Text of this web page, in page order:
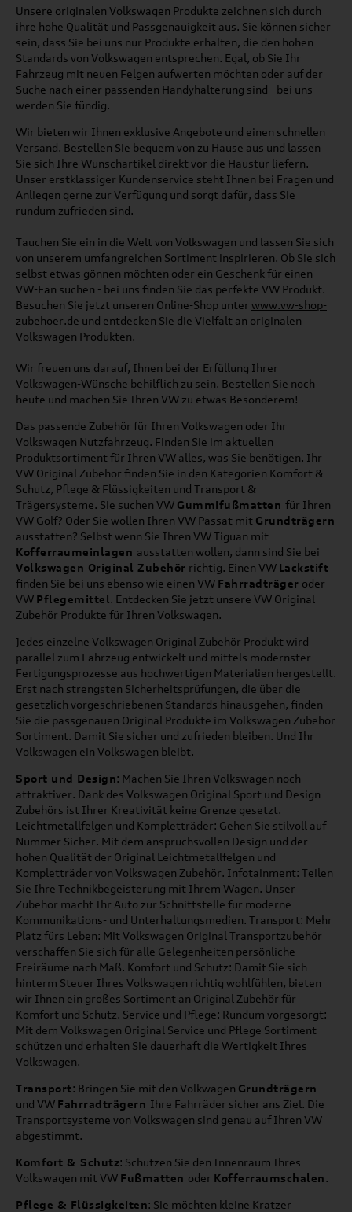
Unsere originalen Volkswagen Produkte zeichnen sich durch
ihre hohe Qualität und Passgenauigkeit aus. Sie können sicher
sein, dass Sie bei uns nur Produkte erhalten, die den hohen
Standards von Volkswagen entsprechen. Egal, ob Sie Ihr
Fahrzeug mit neuen Felgen aufwerten möchten oder auf der
Suche nach einer passenden Handyhalterung sind - bei uns
werden Sie fündig.
Wir bieten wir Ihnen exklusive Angebote und einen schnellen
Versand. Bestellen Sie bequem von zu Hause aus und lassen
Sie sich Ihre Wunschartikel direkt vor die Haustür liefern.
Unser erstklassiger Kundenservice steht Ihnen bei Fragen und
Anliegen gerne zur Verfügung und sorgt dafür, dass Sie
rundum zufrieden sind.
Tauchen Sie ein in die Welt von Volkswagen und lassen Sie sich
von unserem umfangreichen Sortiment inspirieren. Ob Sie sich
selbst etwas gönnen möchten oder ein Geschenk für einen
VW-Fan suchen - bei uns finden Sie das perfekte VW Produkt.
Besuchen Sie jetzt unseren Online-Shop unter www.vw-shop-
zubehoer.de und entdecken Sie die Vielfalt an originalen
Volkswagen Produkten.
Wir freuen uns darauf, Ihnen bei der Erfüllung Ihrer
Volkswagen-Wünsche behilflich zu sein. Bestellen Sie noch
heute und machen Sie Ihren VW zu etwas Besonderem!
Das passende Zubehör für Ihren Volkswagen oder Ihr
Volkswagen Nutzfahrzeug. Finden Sie im aktuellen
Produktsortiment für Ihren VW alles, was Sie benötigen. Ihr
VW Original Zubehör finden Sie in den Kategorien Komfort &
Schutz, Pflege & Flüssigkeiten und Transport &
Trägersysteme. Sie suchen VW Gummifußmatten für Ihren
VW Golf? Oder Sie wollen Ihren VW Passat mit Grundträgern
ausstatten? Selbst wenn Sie Ihren VW Tiguan mit
Kofferraumeinlagen ausstatten wollen, dann sind Sie bei
Volkswagen Original Zubehör richtig. Einen VW Lackstift
finden Sie bei uns ebenso wie einen VW Fahrradträger oder
VW Pflegemittel. Entdecken Sie jetzt unsere VW Original
Zubehör Produkte für Ihren Volkswagen.
Jedes einzelne Volkswagen Original Zubehör Produkt wird
parallel zum Fahrzeug entwickelt und mittels modernster
Fertigungsprozesse aus hochwertigen Materialien hergestellt.
Erst nach strengsten Sicherheitsprüfungen, die über die
gesetzlich vorgeschriebenen Standards hinausgehen, finden
Sie die passgenauen Original Produkte im Volkswagen Zubehör
Sortiment. Damit Sie sicher und zufrieden bleiben. Und Ihr
Volkswagen ein Volkswagen bleibt.
Sport und Design: Machen Sie Ihren Volkswagen noch
attraktiver. Dank des Volkswagen Original Sport und Design
Zubehörs ist Ihrer Kreativität keine Grenze gesetzt.
Leichtmetallfelgen und Kompletträder: Gehen Sie stilvoll auf
Nummer Sicher. Mit dem anspruchsvollen Design und der
hohen Qualität der Original Leichtmetallfelgen und
Kompletträder von Volkswagen Zubehör. Infotainment: Teilen
Sie Ihre Technikbegeisterung mit Ihrem Wagen. Unser
Zubehör macht Ihr Auto zur Schnittstelle für moderne
Kommunikations- und Unterhaltungsmedien. Transport: Mehr
Platz fürs Leben: Mit Volkswagen Original Transportzubehör
verschaffen Sie sich für alle Gelegenheiten persönliche
Freiräume nach Maß. Komfort und Schutz: Damit Sie sich
hinterm Steuer Ihres Volkswagen richtig wohlfühlen, bieten
wir Ihnen ein großes Sortiment an Original Zubehör für
Komfort und Schutz. Service und Pflege: Rundum vorgesorgt:
Mit dem Volkswagen Original Service und Pflege Sortiment
schützen und erhalten Sie dauerhaft die Wertigkeit Ihres
Volkswagen.
Transport: Bringen Sie mit den Volkwagen Grundträgern
und VW Fahrradträgern Ihre Fahrräder sicher ans Ziel. Die
Transportsysteme von Volkswagen sind genau auf Ihren VW
abgestimmt.
Komfort & Schutz: Schützen Sie den Innenraum Ihres
Volkswagen mit VW Fußmatten oder Kofferraumschalen.
Pflege & Flüssigkeiten: Sie möchten kleine Kratzer